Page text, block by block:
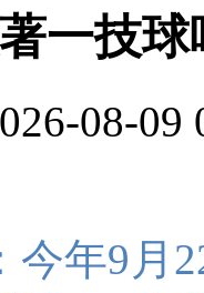
一技球
08-09
9月22